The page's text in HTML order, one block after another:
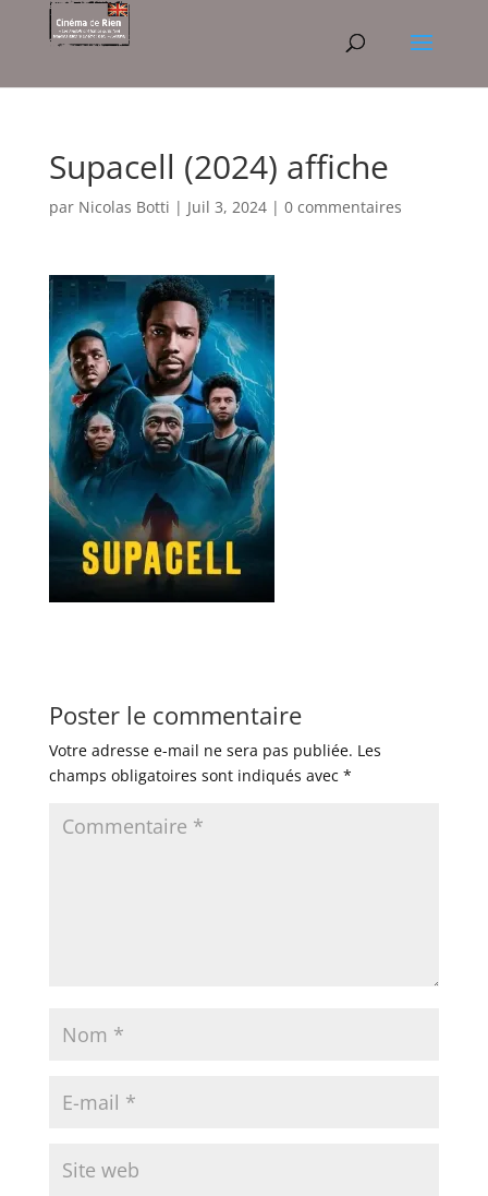
Supacell (2024) affiche
par Nicolas Botti | Juil 3, 2024| 0 commentaires
Poster le commentaire
Votre adresse e-mail ne sera pas publiée. Les
champs obligatoires sont indiqués avec *